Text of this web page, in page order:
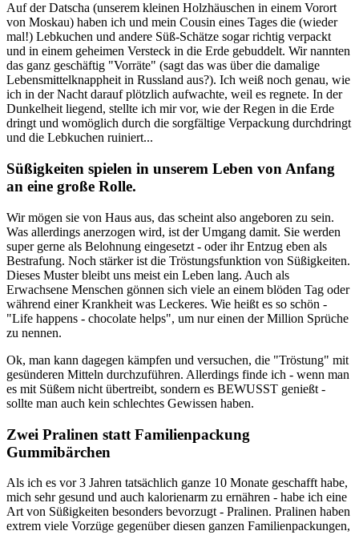
Auf der Datscha (unserem kleinen Holzhäuschen in einem Vorort
von Moskau) haben ich und mein Cousin eines Tages die (wieder
mal!) Lebkuchen und andere Süß-Schätze sogar richtig verpackt
und in einem geheimen Versteck in die Erde gebuddelt. Wir nannten
das ganz geschäftig "Vorräte" (sagt das was über die damalige
Lebensmittelknappheit in Russland aus?). Ich weiß noch genau, wie
ich in der Nacht darauf plötzlich aufwachte, weil es regnete. In der
Dunkelheit liegend, stellte ich mir vor, wie der Regen in die Erde
dringt und womöglich durch die sorgfältige Verpackung durchdringt
und die Lebkuchen ruiniert...
Süßigkeiten spielen in unserem Leben von Anfang
an eine große Rolle.
Wir mögen sie von Haus aus, das scheint also angeboren zu sein.
Was allerdings anerzogen wird, ist der Umgang damit. Sie werden
super gerne als Belohnung eingesetzt - oder ihr Entzug eben als
Bestrafung. Noch stärker ist die Tröstungsfunktion von Süßigkeiten.
Dieses Muster bleibt uns meist ein Leben lang. Auch als
Erwachsene Menschen gönnen sich viele an einem blöden Tag oder
während einer Krankheit was Leckeres. Wie heißt es so schön -
"Life happens - chocolate helps", um nur einen der Million Sprüche
zu nennen.
Ok, man kann dagegen kämpfen und versuchen, die "Tröstung" mit
gesünderen Mitteln durchzuführen. Allerdings finde ich - wenn man
es mit Süßem nicht übertreibt, sondern es BEWUSST genießt -
sollte man auch kein schlechtes Gewissen haben.
Zwei Pralinen statt Familienpackung
Gummibärchen
Als ich es vor 3 Jahren tatsächlich ganze 10 Monate geschafft habe,
mich sehr gesund und auch kalorienarm zu ernähren - habe ich eine
Art von Süßigkeiten besonders bevorzugt - Pralinen. Pralinen haben
extrem viele Vorzüge gegenüber diesen ganzen Familienpackungen,